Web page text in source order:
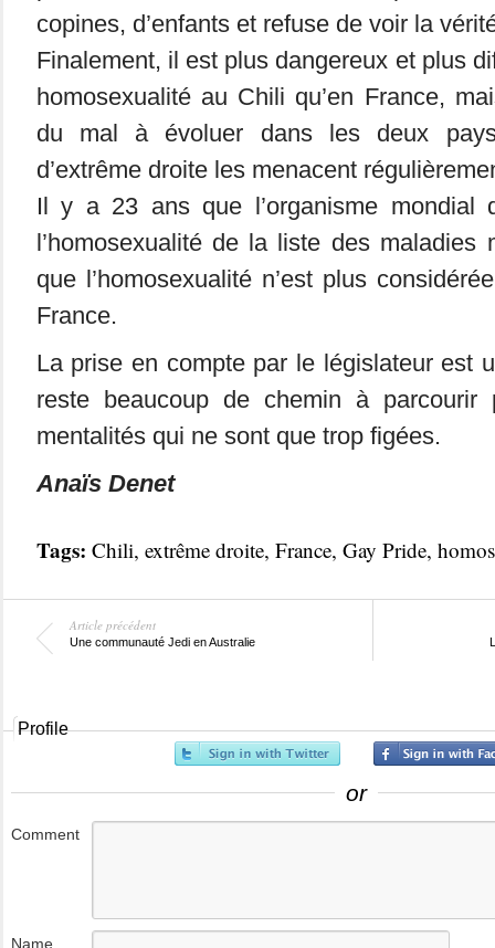
copines, d’enfants et refuse de voir la
Finalement, il est plus dangereux et plus
homosexualité au Chili qu’en France,
du mal à évoluer dans les deux
d’extrême droite les menacent
Il y a 23 ans que l’organisme mondial
l’homosexualité de la liste des maladies
que l’homosexualité n’est plus
France.
La prise en compte par le législateur est
reste beaucoup de chemin à parcourir
mentalités qui ne sont que trop figées.
Anaïs Denet
Tags: Chili, extrême droite, France, Gay Pride,
Article précédent
Une communauté Jedi en Australie
Profile
or
Comment
Name